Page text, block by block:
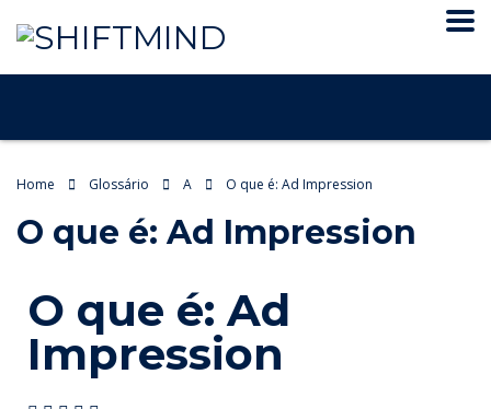
Home Glossário A O que é: Ad Impression
O que é: Ad Impression
O que é: Ad
Impression